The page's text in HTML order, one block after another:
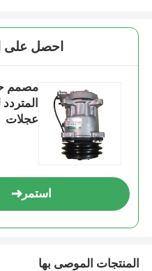
احصل
عجلات
استمر
المنتجات الموصى بها